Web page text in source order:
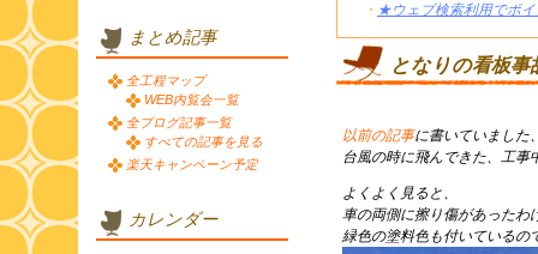
・ ★ウェブ検索利用でポ
となりの看板事
以前の記事に書いていました
台風の時に飛んできた、工事
よくよく見ると、
車の両側に擦り傷があったわ
緑色の塗料色も付いているの
まとめ記事
全工程マップ
WEB内覧会一覧
全ブログ記事一覧
すべての記事を見る
楽天キャンペーン予定
カレンダー